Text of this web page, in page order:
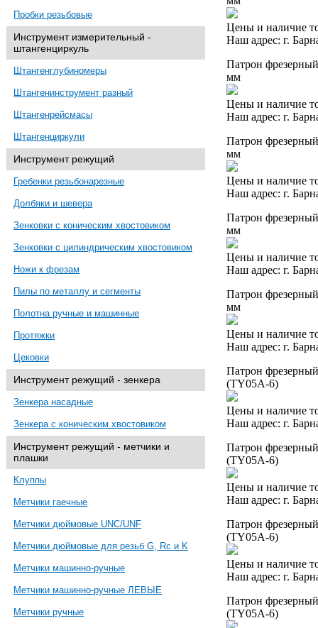
Пробки резьбовые
Инструмент измерительный -
штангенциркуль
Штангенглубиномеры
Штангенинструмент разный
Штангенрейсмасы
Штангенциркули
Инструмент режущий
Гребенки резьбонарезные
Долбяки и шевера
Зенковки с коническим хвостовиком
Зенковки с цилиндрическим хвостовиком
Ножи к фрезам
Пилы по металлу и сегменты
Полотна ручные и машинные
Протяжки
Цековки
Инструмент режущий - зенкера
Зенкера насадные
Зенкера с коническим хвостовиком
Инструмент режущий - метчики и
плашки
Клуппы
Метчики гаечные
Метчики дюймовые UNC/UNF
Метчики дюймовые для резьб G, Rc и K
Метчики машинно-ручные
Метчики машинно-ручные ЛЕВЫЕ
Метчики ручные
Цены и наличие
Наш адрес: г.
Патрон
мм
Цены и наличие
Наш адрес: г.
Патрон
мм
Цены и наличие
Наш адрес: г.
Патрон
мм
Цены и наличие
Наш адрес: г.
Патрон
мм
Цены и наличие
Наш адрес: г.
Патрон
(TY05A-6)
Цены и наличие
Наш адрес: г.
Патрон
(TY05A-6)
Цены и наличие
Наш адрес: г.
Патрон
(TY05A-6)
Цены и наличие
Наш адрес: г.
Патрон
(TY05A-6)